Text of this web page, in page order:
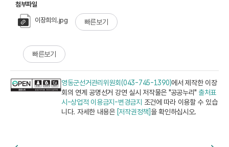
첨부파일
이장희의.jpg 빠른보기
빠른보기
영동군선거관리위원회(043-745-1390)에서 제작한 이장
회의 연계 공명선거 강연 실시 저작물은 "공공누리" 출처표
시-상업적 이용금지-변경금지 조건에 따라 이용할 수 있습
니다. 자세한 내용은 [저작권정책]을 확인하십시오.